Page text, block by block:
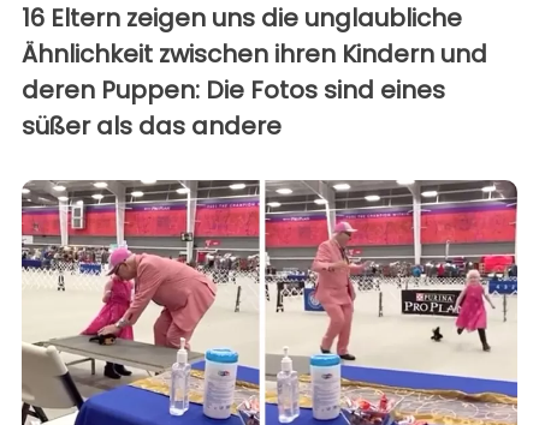
16 Eltern zeigen uns die unglaubliche
Ähnlichkeit zwischen ihren Kindern und
deren Puppen: Die Fotos sind eines
süßer als das andere